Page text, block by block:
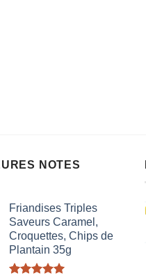
NOTES
Friandises Triples
Saveurs Caramel,
Croquettes, Chips de
Plantain 35g